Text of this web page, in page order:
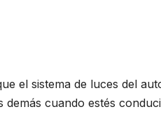
el sistema de luces del
demás cuando estés